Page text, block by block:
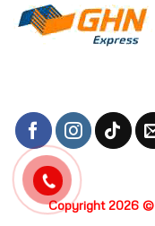
Copyright 2026 ©